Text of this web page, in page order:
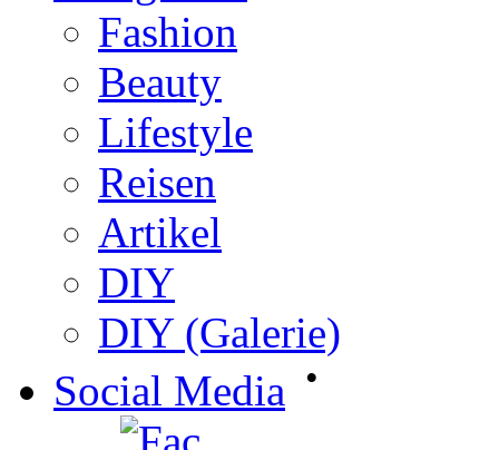
Fashion
Beauty
Lifestyle
Reisen
Artikel
DIY
DIY (Galerie)
Social Media •